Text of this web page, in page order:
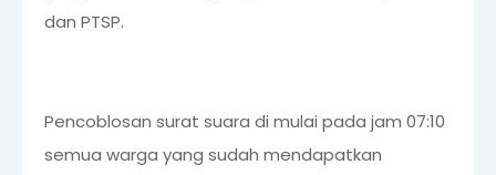
dan PTSP.
Pencoblosan surat suara di mulai pada jam 07:10
semua warga yang sudah mendapatkan